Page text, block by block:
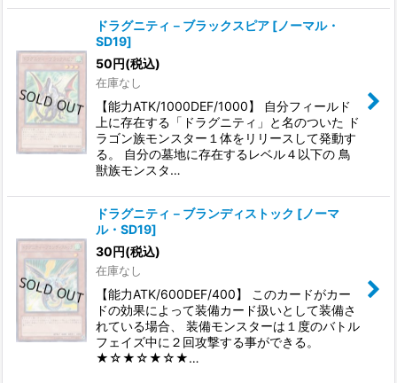
ドラグニティ－ブラックスピア [ノーマル・
SD19]
50円(税込)
在庫なし
【能力ATK/1000DEF/1000】 自分フィールド
上に存在する「ドラグニティ」と名のついた ド
ラゴン族モンスター１体をリリースして発動す
る。 自分の墓地に存在するレベル４以下の 鳥
獣族モンスタ…
ドラグニティ－ブランディストック [ノーマ
ル・SD19]
30円(税込)
在庫なし
【能力ATK/600DEF/400】 このカードがカー
ドの効果によって装備カード扱いとして装備さ
れている場合、 装備モンスターは１度のバトル
フェイズ中に２回攻撃する事ができる。
★☆★☆★☆★…